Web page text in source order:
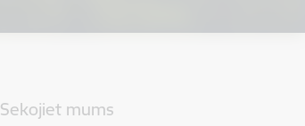
Sekojiet mums